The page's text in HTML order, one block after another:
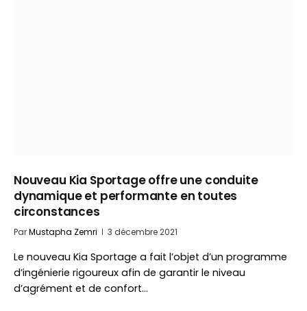
Nouveau Kia Sportage offre une conduite
dynamique et performante en toutes
circonstances
ParMustapha Zemri 3 décembre 2021
Le nouveau Kia Sportage a fait l’objet d’un programme
d’ingénierie rigoureux afin de garantir le niveau
d’agrément et de confort…